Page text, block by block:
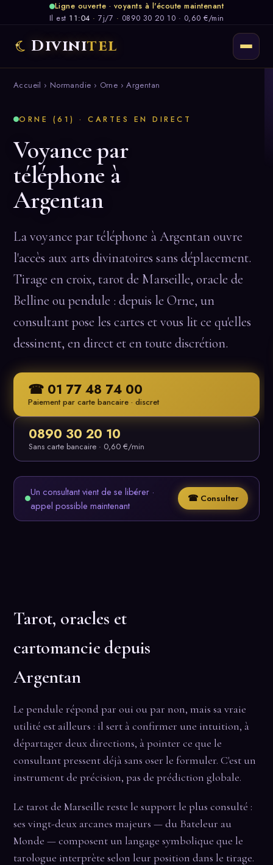
Ligne ouverte · voyants à l'écoute maintenant
Il est 11:04 · 7j/7 · 0890 30 20 10 · 0,60 €/min
Divinitel
Accueil › Normandie › Orne › Argentan
ORNE (61) · CARTES EN DIRECT
Voyance par
téléphone à
Argentan
La voyance par téléphone à Argentan ouvre
l'accès aux arts divinatoires sans déplacement.
Tirage en croix, tarot de Marseille, oracle de
Belline ou pendule : depuis le Orne, un
consultant pose les cartes et vous lit ce qu'elles
dessinent, en direct et en toute discrétion.
☎ 01 77 48 74 00
Paiement par carte bancaire · discret
0890 30 20 10
Sans carte bancaire · 0,60 €/min
Un consultant vient de se libérer ·
appel possible maintenant
☎ Consulter
Tarot, oracles et
cartomancie depuis
Argentan
Le pendule répond par oui ou par non, mais sa vraie
utilité est ailleurs : il sert à confirmer une intuition, à
départager deux directions, à pointer ce que le
consultant pressent déjà sans oser le formuler. C'est un
instrument de précision, pas de prédiction globale.
Le tarot de Marseille reste le support le plus consulté :
ses vingt-deux arcanes majeurs — du Bateleur au
Monde — composent un langage symbolique que le
tarologue interprète selon leur position dans le tirage.